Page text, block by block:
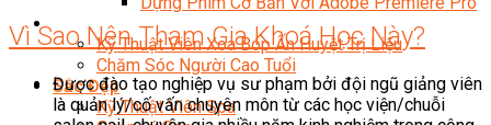
Sức Khỏe
Kỹ Thuật Viên Xoa Bóp Ấn Huyệt Trị Liệu
Chăm Sóc Người Cao Tuổi
Sắc Đẹp
Kỹ Thuật Viên Spa
Vì Sao Nên Tham Gia Khoá Học Này?
Được đào tạo nghiệp vụ sư phạm bởi đội ngũ giảng viên
là quản lý/cố vấn chuyên môn từ các học viện/chuỗi